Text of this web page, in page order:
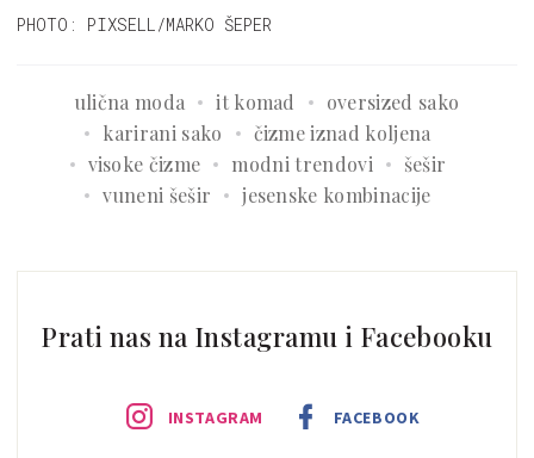
PHOTO: PIXSELL/MARKO ŠEPER
ulična moda it komad
oversized sako
karirani sako
čizme iznad koljena
visoke čizme
modni trendovi
šešir
vuneni šešir
jesenske kombinacije
Prati nas na Instagramu i Facebooku
INSTAGRAM FACEBOOK